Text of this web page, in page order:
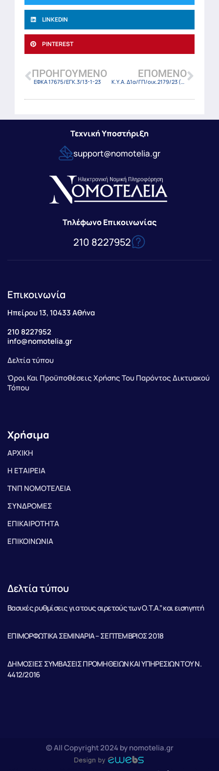
LINKEDIN
PINTEREST
ΠΡΟΗΓΟΎΜΕΝΟ
ΕΦΚΑ 17675/ΕΓΚ.3/13-1-23
ΕΠΌΜΕΝΟ
Κ.Υ.Α. Δ1α/ΓΠ/οικ.2179/23 (ΦΕΚ-76 Β/14-1-23)
Τεχνική Υποστήριξη
support@nomotelia.gr
Τηλέφωνο Επικοινωνίας
210 8227952
Επικοινωνία
Ηπείρου 13, 10433 Αθήνα
210 8227952
info@nomotelia.gr
Δελτία τύπου
Όροι Και Προϋποθέσεις Χρήσης Του Παρόντος Δικτυακού
Τόπου
Χρήσιμα
ΑΡΧΙΚΗ
Η ΕΤΑΙΡΕΙΑ
ΤΝΠ ΝΟΜΟΤΕΛΕΙΑ
ΣΥΝΔΡΟΜΕΣ
ΕΠΙΚΑΙΡΟΤΗΤΑ
ΕΠΙΚΟΙΝΩΝΙΑ
Δελτία τύπου
Βασικές ρυθμίσεις για τους αιρετούς των Ο.Τ.Α.” και εισηγητή
ΕΠΙΜΟΡΦΩΤΙΚΑ ΣΕΜΙΝΑΡΙΑ – ΣΕΠΤΕΜΒΡΙΟΣ 2018
ΔΗΜΟΣΙΕΣ ΣΥΜΒΑΣΕΙΣ ΠΡΟΜΗΘΕΙΩΝ ΚΑΙ ΥΠΗΡΕΣΙΩΝ ΤΟΥ Ν.
4412/2016
© All Copyright 2024 by nomotelia.gr